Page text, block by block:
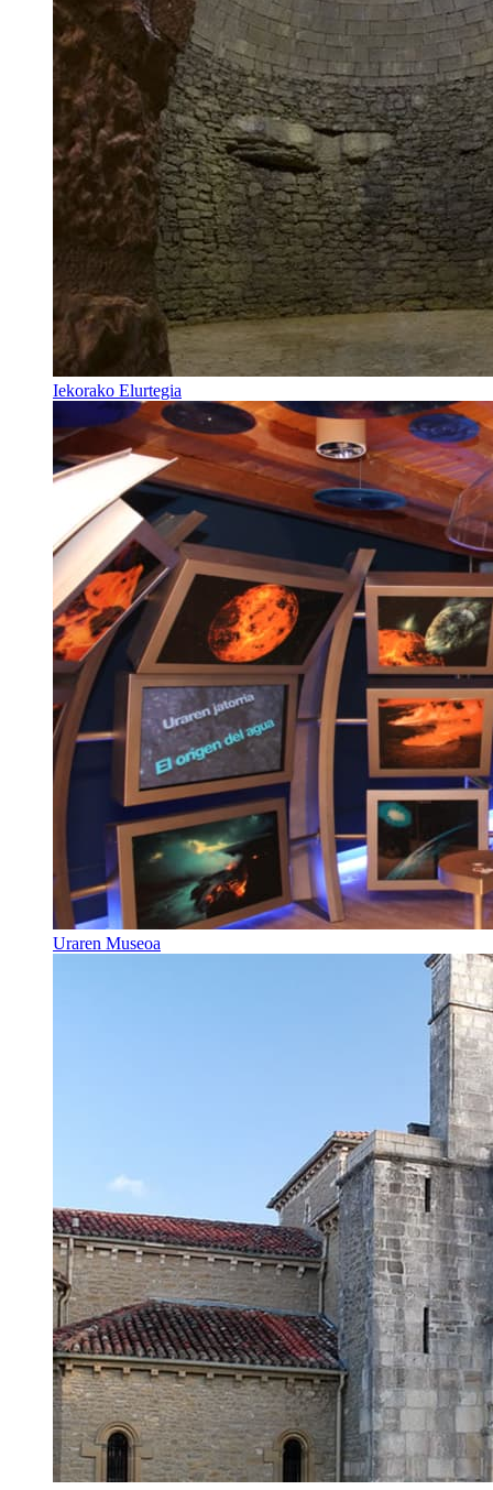
Iekorako Elurtegia
Uraren Museoa